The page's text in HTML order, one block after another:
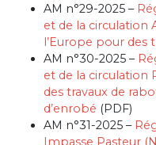
AM n°29-2025 –
et de la circulation
l’Europe pour des
AM n°30-2025 –
et de la circulation
des travaux de
d’enrobé (PDF)
AM n°31-2025 –
Impasse Pasteur